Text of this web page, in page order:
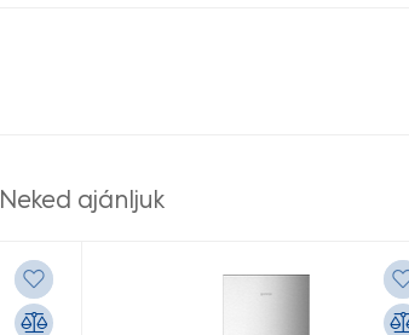
Neked ajánljuk